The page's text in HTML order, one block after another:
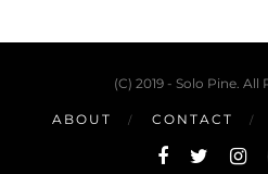
(C) 2019 - Solo Pine. All
ABOUT CONTACT